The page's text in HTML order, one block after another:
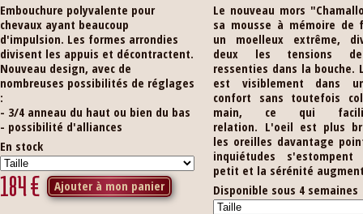
Embouchure polyvalente pour
chevaux ayant beaucoup
d'impulsion. Les formes arrondies
divisent les appuis et décontractent.
Nouveau design, avec de
nombreuses possibilités de réglages
:
- 3/4 anneau du haut ou bien du bas
- possibilité d'alliances
En stock
184€ Ajouter à mon panier
Le nouveau mors
sa mousse à mémoire de
un moelleux extrême,
deux les tensions
ressenties dans la bouche.
est visiblement dans
confort sans toutefois
main, ce qui
relation. L'oeil est plus
les oreilles davantage
inquiétudes
petit et la sérénité
Disponible sous 4 semaines